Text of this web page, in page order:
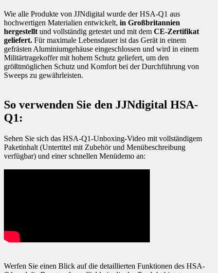
Wie alle Produkte von JJNdigital wurde der HSA-Q1 aus
hochwertigen Materialien entwickelt, in Großbritannien
hergestellt und vollständig getestet und mit dem CE-Zertifikat
geliefert. Für maximale Lebensdauer ist das Gerät in einem
gefrästen Aluminiumgehäuse eingeschlossen und wird in einem
Militärtragekoffer mit hohem Schutz geliefert, um den
größtmöglichen Schutz und Komfort bei der Durchführung von
Sweeps zu gewährleisten.
So verwenden Sie den JJNdigital HSA-
Q1:
Sehen Sie sich das HSA-Q1-Unboxing-Video mit vollständigem
Paketinhalt (Untertitel mit Zubehör und Menübeschreibung
verfügbar) und einer schnellen Menüdemo an:
Werfen Sie einen Blick auf die detaillierten Funktionen des HSA-